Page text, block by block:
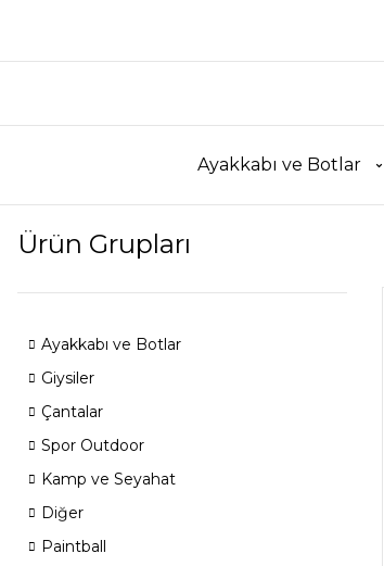
Ayakkabı ve Botlar
Ürün Grupları
Ayakkabı ve Botlar
Giysiler
Çantalar
Spor Outdoor
Kamp ve Seyahat
Diğer
Paintball